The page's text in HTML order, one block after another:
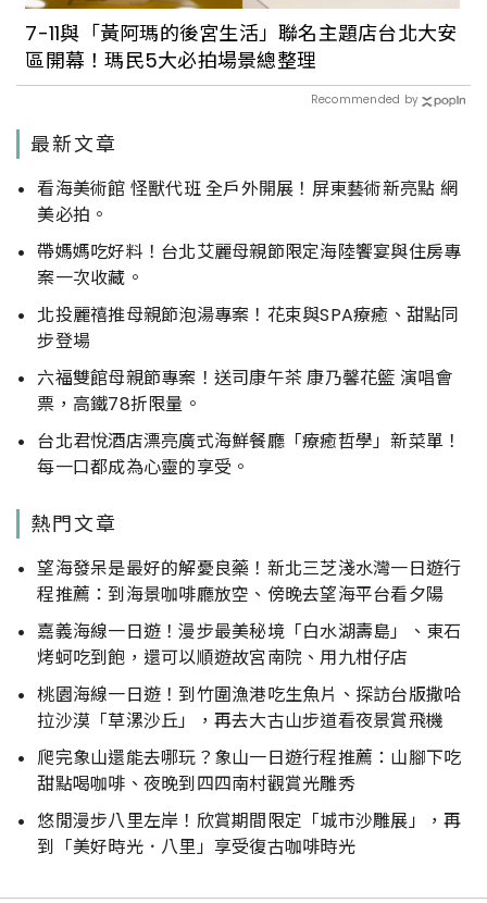
7-11與「黃阿瑪的後宮生活」聯名主題店台北大安
區開幕！瑪民5大必拍場景總整理
Recommended by
最新文章
看海美術館 怪獸代班 全戶外開展！屏東藝術新亮點 網
美必拍。
帶媽媽吃好料！台北艾麗母親節限定海陸饗宴與住房專
案一次收藏。
北投麗禧推母親節泡湯專案！花束與SPA療癒、甜點同
步登場
六福雙館母親節專案！送司康午茶 康乃馨花籃 演唱會
票，高鐵78折限量。
台北君悅酒店漂亮廣式海鮮餐廳「療癒哲學」新菜單！
每一口都成為心靈的享受。
熱門文章
望海發呆是最好的解憂良藥！新北三芝淺水灣一日遊行
程推薦：到海景咖啡廳放空、傍晚去望海平台看夕陽
嘉義海線一日遊！漫步最美秘境「白水湖壽島」、東石
烤蚵吃到飽，還可以順遊故宮南院、用九柑仔店
桃園海線一日遊！到竹圍漁港吃生魚片、探訪台版撒哈
拉沙漠「草漯沙丘」，再去大古山步道看夜景賞飛機
爬完象山還能去哪玩？象山一日遊行程推薦：山腳下吃
甜點喝咖啡、夜晚到四四南村觀賞光雕秀
悠閒漫步八里左岸！欣賞期間限定「城市沙雕展」，再
到「美好時光．八里」享受復古咖啡時光